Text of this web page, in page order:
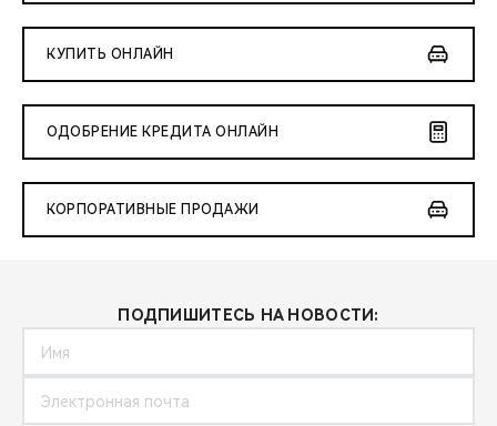
КУПИТЬ ОНЛАЙН
ОДОБРЕНИЕ КРЕДИТА ОНЛАЙН
КОРПОРАТИВНЫЕ ПРОДАЖИ
ПОДПИШИТЕСЬ НА НОВОСТИ: